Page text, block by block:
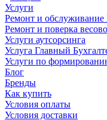
Услуги
Ремонт и
Ремонт и поверка
Услуги аутсорсинга
Услуга Главный
Услуги по
Блог
Бренды
Как купить
Условия оплаты
Условия доставки